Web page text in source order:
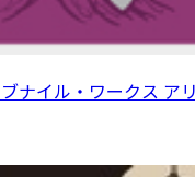
ナイル・ワークス ア